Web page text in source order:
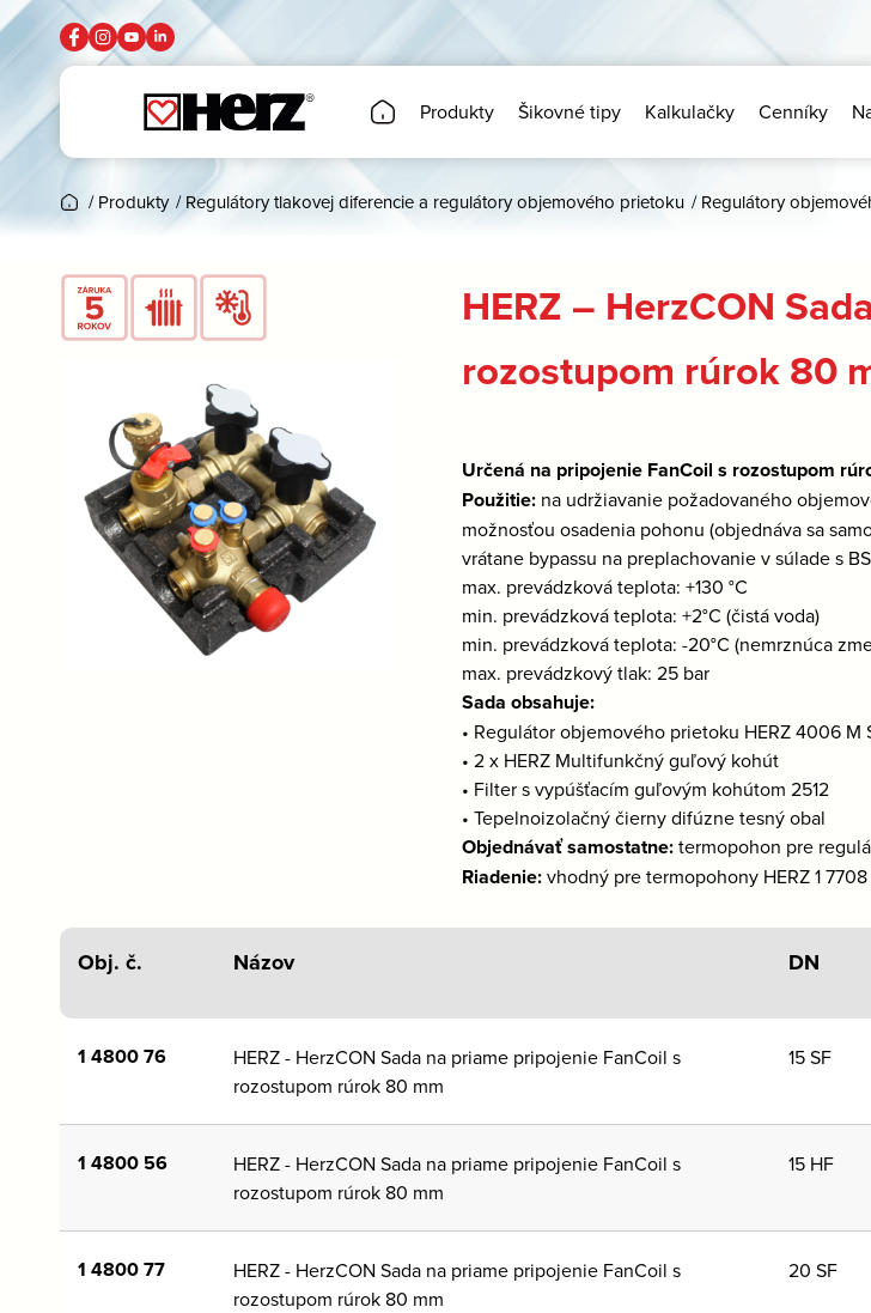
Produkty Šikovné tipy Kalkulačky Cenníky
/ Produkty / Regulátory tlakovej diferencie a regulátory objemového prietoku / Regulátory
HERZ – HerzCON
rozostupom rúrok 80
Určená na pripojenie FanCoil s rozostupom
Použitie: na udržiavanie požadovaného
možnosťou osadenia pohonu (objednáva sa
vrátane bypassu na preplachovanie v súlade s
max. prevádzková teplota: +130 °C
min. prevádzková teplota: +2°C (čistá voda)
min. prevádzková teplota: -20°C (nemrznúca
max. prevádzkový tlak: 25 bar
Sada obsahuje:
• Regulátor objemového prietoku HERZ 4006
• 2 x HERZ Multifunkčný guľový kohút
• Filter s vypúšťacím guľovým kohútom 2512
• Tepelnoizolačný čierny difúzne tesný obal
Objednávať samostatne:termopohon pre
Riadenie:vhodný pre termopohony HERZ 1
Obj. č. Názov DN
1 4800 76
HERZ - HerzCON Sada na priame pripojenie FanCoil s
rozostupom rúrok 80 mm
15 SF
1 4800 56
HERZ - HerzCON Sada na priame pripojenie FanCoil s
rozostupom rúrok 80 mm
15 HF
1 4800 77
HERZ - HerzCON Sada na priame pripojenie FanCoil s
rozostupom rúrok 80 mm
20 SF